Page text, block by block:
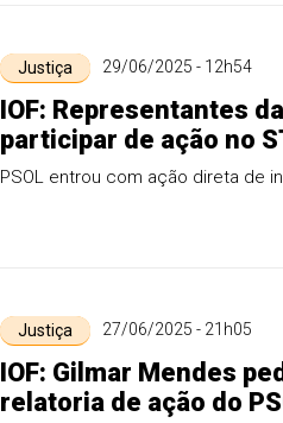
Justiça 29/06/2025 - 12h54
IOF: Representantes
participar de ação no
PSOL entrou com ação direta de
Justiça 27/06/2025 - 21h05
IOF: Gilmar Mendes
relatoria de ação do